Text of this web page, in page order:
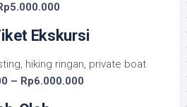
Ekskursi
hiking ringan, private boat
– Rp6.000.000